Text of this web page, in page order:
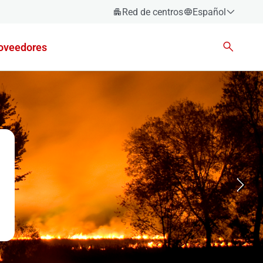
Red de centros
Español
Euskara
Valencià
English